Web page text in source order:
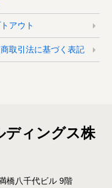
アウト
取引法に基づく表記
ディングス株
橋八千代ビル 9階